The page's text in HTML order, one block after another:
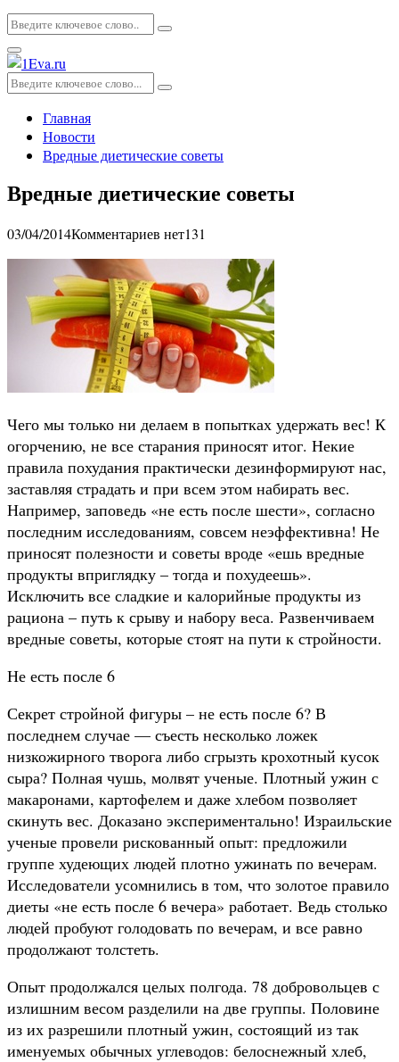
Искать:
Поиск
Основное
меню
Искать:
Поиск
Главная
Новости
Вредные диетические советы
Вредные диетические советы
03/04/2014Комментариев нет131
Чего мы только ни делаем в попытках удержать вес! К
огорчению, не все старания приносят итог. Некие
правила похудания практически дезинформируют нас,
заставляя страдать и при всем этом набирать вес.
Например, заповедь «не есть после шести», согласно
последним исследованиям, совсем неэффективна! Не
приносят полезности и советы вроде «ешь вредные
продукты вприглядку – тогда и похудеешь».
Исключить все сладкие и калорийные продукты из
рациона – путь к срыву и набору веса. Развенчиваем
вредные советы, которые стоят на пути к стройности.
Не есть после 6
Секрет стройной фигуры – не есть после 6? В
последнем случае — съесть несколько ложек
низкожирного творога либо сгрызть крохотный кусок
сыра? Полная чушь, молвят ученые. Плотный ужин с
макаронами, картофелем и даже хлебом позволяет
скинуть вес. Доказано экспериментально! Израильские
ученые провели рискованный опыт: предложили
группе худеющих людей плотно ужинать по вечерам.
Исследователи усомнились в том, что золотое правило
диеты «не есть после 6 вечера» работает. Ведь столько
людей пробуют голодовать по вечерам, и все равно
продолжают толстеть.
Опыт продолжался целых полгода. 78 добровольцев с
излишним весом разделили на две группы. Половине
из их разрешили плотный ужин, состоящий из так
именуемых обычных углеводов: белоснежный хлеб,